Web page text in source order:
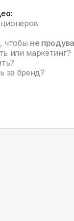
чтобы не
или маркетинг?
за бренд?